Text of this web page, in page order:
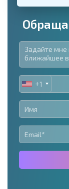
UNITED
STATES
+1
+1